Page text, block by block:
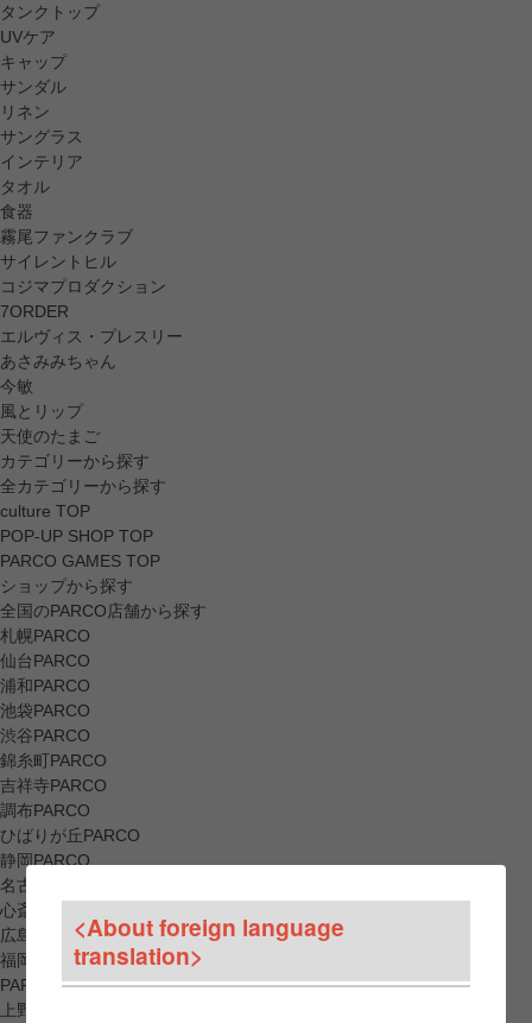
タンクトップ
UVケア
キャップ
サンダル
リネン
サングラス
インテリア
タオル
食器
霧尾ファンクラブ
サイレントヒル
コジマプロダクション
7ORDER
エルヴィス・プレスリー
あさみみちゃん
今敏
風とリップ
天使のたまご
カテゴリーから探す
全カテゴリーから探す
culture TOP
POP-UP SHOP TOP
PARCO GAMES TOP
ショップから探す
全国のPARCO店舗から探す
札幌PARCO
仙台PARCO
浦和PARCO
池袋PARCO
渋谷PARCO
錦糸町PARCO
吉祥寺PARCO
調布PARCO
ひばりが丘PARCO
静岡PARCO
名古屋PARCO
心斎橋PARCO
広島PARCO
福岡PARCO
PARCO_ya
上野
<About foreign language
translation>